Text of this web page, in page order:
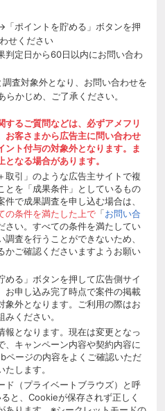
ポイントを貯める」ボタンを押
せください
定日から60日以内にお問い合わ
査対象外となり、お問い合わせを
かじめ、ご了承ください。
するご質問などは、必ずアメフリ
お客さまから広告主に問い合わせ
ント付与の対象外となります。ま
なる場合があります。
取引」のような広告主サイトで複
とを「成果条件」としているもの
で成果調査を申し込む場合は、
の条件を満たした上で「お問い合
さい。すべての条件を満たしてい
査を行うことができないため、
かご確認くださいますようお願い
める」ボタンを押して広告側サイ
お申し込み完了時点で案件の掲載
象外となります。ご利用の際はお
ください。
報となります。現在は変更となっ
、キャンペーン内容や契約内容に
ページの内容をよくご確認いただ
します。
ド（プライベートブラウズ）と呼
と、Cookieが保存されず正しく